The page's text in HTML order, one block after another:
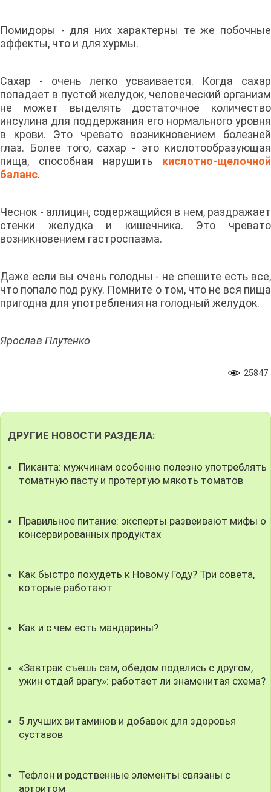
Помидоры - для них характерны те же побочные
эффекты, что и для хурмы.
Сахар - очень легко усваивается. Когда сахар
попадает в пустой желудок, человеческий организм
не может выделять достаточное количество
инсулина для поддержания его нормального уровня
в крови. Это чревато возникновением болезней
глаз. Более того, сахар - это кислотообразующая
пища, способная нарушить кислотно-щелочной
баланс.
Чеснок - аллицин, содержащийся в нем, раздражает
стенки желудка и кишечника. Это чревато
возникновением гастроспазма.
Даже если вы очень голодны - не спешите есть все,
что попало под руку. Помните о том, что не вся пища
пригодна для употребления на голодный желудок.
Ярослав Плутенко
25847
ДРУГИЕ НОВОСТИ РАЗДЕЛА:
Пиканта: мужчинам особенно полезно употреблять
томатную пасту и протертую мякоть томатов
Правильное питание: эксперты развеивают мифы о
консервированных продуктах
Как быстро похудеть к Новому Году? Три совета,
которые работают
Как и с чем есть мандарины?
«Завтрак съешь сам, обедом поделись с другом,
ужин отдай врагу»: работает ли знаменитая схема?
5 лучших витаминов и добавок для здоровья
суставов
Тефлон и родственные элементы связаны с
артритом